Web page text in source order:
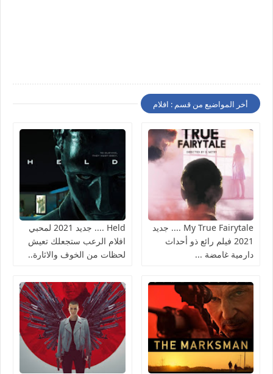
أخر المواضيع من قسم : افلام
My True Fairytale .... جديد
2021 فيلم رائع ذو أحداث
دارمية غامضة ...
Held .... جديد 2021 لمحبي
افلام الرعب ستجعلك تعيش
لحظات من الخوف والاثارة..